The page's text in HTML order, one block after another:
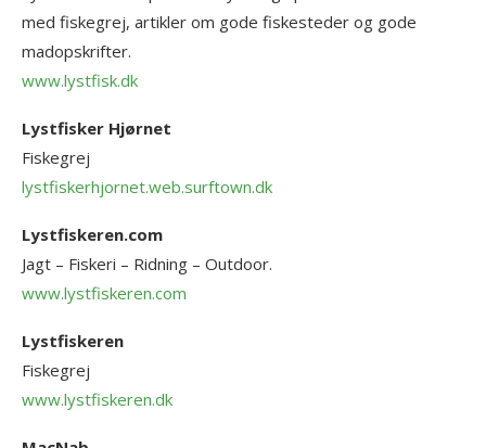
med fiskegrej, artikler om gode fiskesteder og gode
madopskrifter.
www.lystfisk.dk
Lystfisker Hjørnet
Fiskegrej
lystfiskerhjornet.web.surftown.dk
Lystfiskeren.com
Jagt – Fiskeri – Ridning – Outdoor.
www.lystfiskeren.com
Lystfiskeren
Fiskegrej
www.lystfiskeren.dk